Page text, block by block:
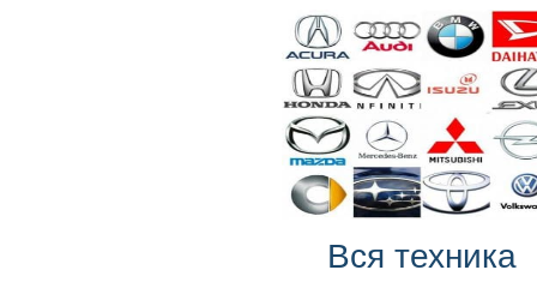
Вся техника